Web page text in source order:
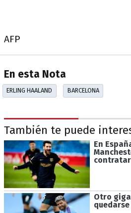
AFP
En esta Nota
ERLING HAALAND BARCELONA
También te puede
En
contratar
Otro
quedarse